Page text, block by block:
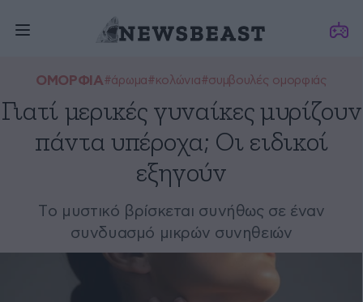
ΟΜΟΡΦΙΑ#άρωμα#κολώνια#συμβουλές ομορφιάς
Γιατί μερικές γυναίκες μυρίζουν
πάντα υπέροχα; Οι ειδικοί
εξηγούν
Tο μυστικό βρίσκεται συνήθως σε έναν
συνδυασμό μικρών συνηθειών